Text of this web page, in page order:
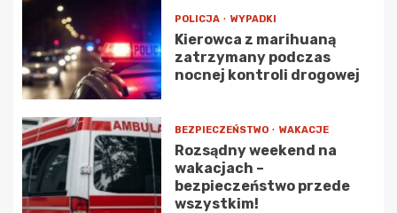
POLICJA WYPADKI
Kierowca z marihuaną
zatrzymany podczas
nocnej kontroli drogowej
BEZPIECZEŃSTWO WAKACJE
Rozsądny weekend na
wakacjach –
bezpieczeństwo przede
wszystkim!